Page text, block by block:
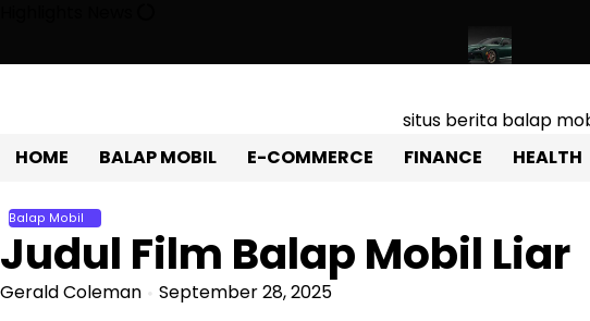
content
Toyota Gr86 2025:
situs berita balap
HOME
BALAP MOBIL E-COMMERCE FINANCE HEALTH
Balap Mobil
Judul Film Balap Mobil Liar
Gerald Coleman September 28, 2025